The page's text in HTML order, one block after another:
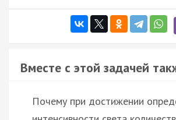
Вместе с этой задачей
Почему при достижении